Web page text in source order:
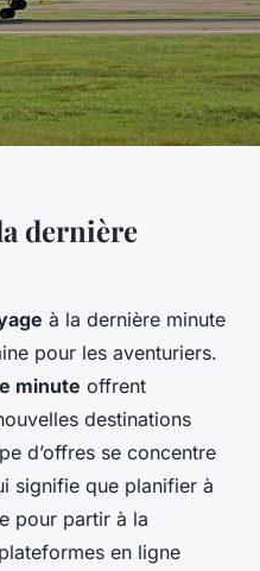
dernière
à la dernière minute
pour les aventuriers.
minute offrent
destinations
d’offres se concentre
signifie que planifier à
pour partir à la
en ligne